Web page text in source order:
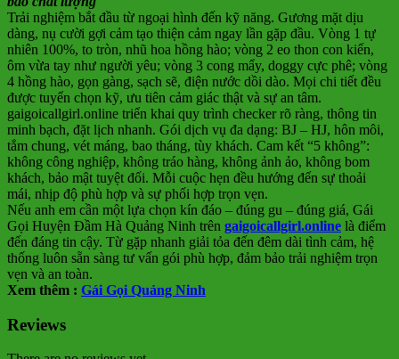
Trải nghiệm bắt đầu từ ngoại hình đến kỹ năng. Gương mặt dịu
dàng, nụ cười gợi cảm tạo thiện cảm ngay lần gặp đầu. Vòng 1 tự
nhiên 100%, to tròn, nhũ hoa hồng hào; vòng 2 eo thon con kiến,
ôm vừa tay như người yêu; vòng 3 cong mẩy, doggy cực phê; vòng
4 hồng hào, gọn gàng, sạch sẽ, điện nước dồi dào. Mọi chi tiết đều
được tuyển chọn kỹ, ưu tiên cảm giác thật và sự an tâm.
gaigoicallgirl.online triển khai quy trình checker rõ ràng, thông tin
minh bạch, đặt lịch nhanh. Gói dịch vụ đa dạng: BJ – HJ, hôn môi,
tắm chung, vét máng, bao tháng, tùy khách. Cam kết “5 không”:
không công nghiệp, không tráo hàng, không ảnh ảo, không bom
khách, bảo mật tuyệt đối. Mỗi cuộc hẹn đều hướng đến sự thoải
mái, nhịp độ phù hợp và sự phối hợp trọn vẹn.
Nếu anh em cần một lựa chọn kín đáo – đúng gu – đúng giá, Gái
Gọi Huyện Đầm Hà Quảng Ninh trên gaigoicallgirl.online là điểm
đến đáng tin cậy. Từ gặp nhanh giải tỏa đến đêm dài tình cảm, hệ
thống luôn sẵn sàng tư vấn gói phù hợp, đảm bảo trải nghiệm trọn
vẹn và an toàn.
Xem thêm : Gái Gọi Quảng Ninh
Reviews